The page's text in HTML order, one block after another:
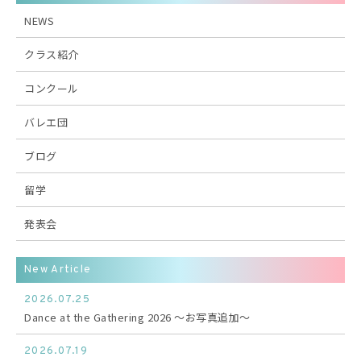
NEWS
クラス紹介
コンクール
バレエ団
ブログ
留学
発表会
New Article
2026.07.25
Dance at the Gathering 2026 〜お写真追加〜
2026.07.19